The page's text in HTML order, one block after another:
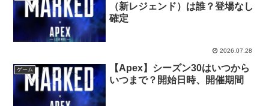
（新レジェンド）は誰？登場なし
確定
2026.07.28
ゲーム
【Apex】シーズン30はいつから
いつまで？開始日時、開催期間